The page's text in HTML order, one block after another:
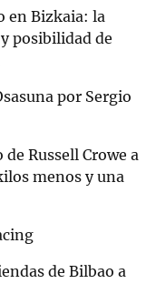
en Bizkaia: la
posibilidad de
por Sergio
Russell Crowe a
menos y una
de Bilbao a